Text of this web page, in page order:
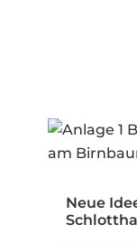
Neue